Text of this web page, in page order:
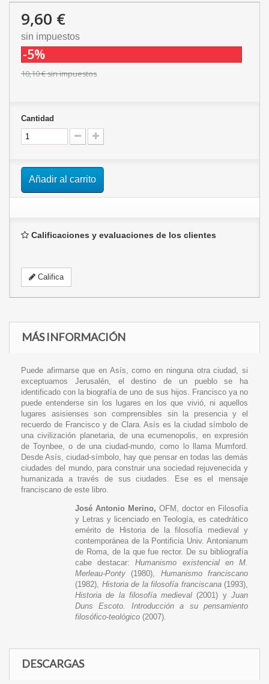
9,60 €
sin impuestos
-5%
10,10 €sin impuestos
Cantidad
Añadir al carrito
Calificaciones y evaluaciones de los clientes
Califica
MÁS INFORMACIÓN
Puede afirmarse que en Asís, como en ninguna otra ciudad, si
exceptuamos Jerusalén, el destino de un pueblo se ha
identificado con la biografía de uno de sus hijos. Francisco ya no
puede entenderse sin los lugares en los que vivió, ni aquellos
lugares asisienses son comprensibles sin la presencia y el
recuerdo de Francisco y de Clara. Asís es la ciudad símbolo de
una civilización planetaria, de una ecumenopolis, en expresión
de Toynbee, o de una ciudad-mundo, como lo llama Mumford.
Desde Asís, ciudad-símbolo, hay que pensar en todas las demás
ciudades del mundo, para construir una sociedad rejuvenecida y
humanizada a través de sus ciudades. Ese es el mensaje
franciscano de este libro.
José Antonio Merino, OFM, doctor en Filosofía
y Letras y licenciado en Teología, es catedrático
emérito de Historia de la filosofía medieval y
contemporánea de la Pontificia Univ. Antonianum
de Roma, de la que fue rector. De su bibliografía
cabe destacar:Humanismo existencial en M.
Merleau-Ponty (1980), Humanismo franciscano
(1982), Historia de la filosofía franciscana(1993),
Historia de la filosofía medieval (2001) yJuan
Duns Escoto. Introducción a su pensamiento
filosófico-teológico (2007).
DESCARGAS